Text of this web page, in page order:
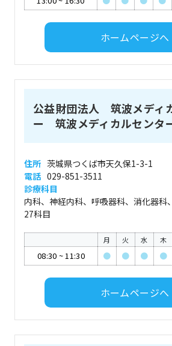
ホームページへ
公益財団法人 筑波メディ
ー 筑波メディカルセンタ
住所 茨城県つくば市天久保1-3-1
電話 029-851-3511
診療科目
内科、神経内科、呼吸器科、消化器科
27科目
月 火 水 木
08:30 ~11:30 ● ● ● ●
ホームページへ